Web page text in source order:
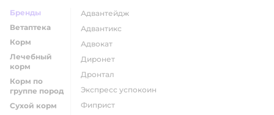
Бренды
Ветаптека
Корм
Лечебный
корм
Корм по
группе пород
Сухой корм
адвантейдж
адвантикс
адвокат
диронет
дронтал
экспресс успокоин
фиприст